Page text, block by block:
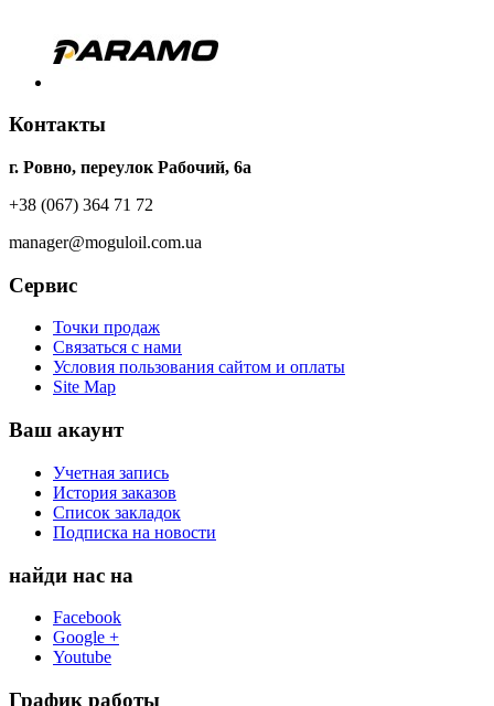
Контакты
г. Ровно, переулок Рабочий, 6а
+38 (067) 364 71 72
manager@moguloil.com.ua
Сервис
Точки продаж
Связаться с нами
Условия пользования сайтом и оплаты
Site Map
Ваш акаунт
Учетная запись
История заказов
Список закладок
Подписка на новости
найди нас на
Facebook
Google +
Youtube
График работы